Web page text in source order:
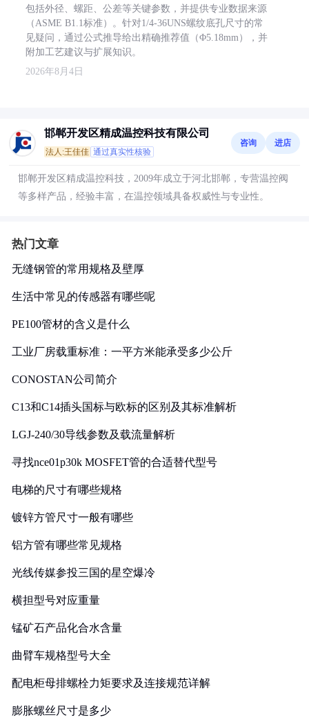
包括外径、螺距、公差等关键参数，并提供专业数据来源
（ASME B1.1标准）。针对1/4-36UNS螺纹底孔尺寸的常
见疑问，通过公式推导给出精确推荐值（Φ5.18mm），并
附加工艺建议与扩展知识。
2026年8月4日
邯郸开发区精成温控科技有限公司
法人:王佳佳 通过真实性核验
咨询 进店
邯郸开发区精成温控科技，2009年成立于河北邯郸，专营温控阀
等多样产品，经验丰富，在温控领域具备权威性与专业性。
热门文章
无缝钢管的常用规格及壁厚
生活中常见的传感器有哪些呢
PE100管材的含义是什么
工业厂房载重标准：一平方米能承受多少公斤
CONOSTAN公司简介
C13和C14插头国标与欧标的区别及其标准解析
LGJ-240/30导线参数及载流量解析
寻找nce01p30k MOSFET管的合适替代型号
电梯的尺寸有哪些规格
镀锌方管尺寸一般有哪些
铝方管有哪些常见规格
光线传媒参投三国的星空爆冷
横担型号对应重量
锰矿石产品化合水含量
曲臂车规格型号大全
配电柜母排螺栓力矩要求及连接规范详解
膨胀螺丝尺寸是多少